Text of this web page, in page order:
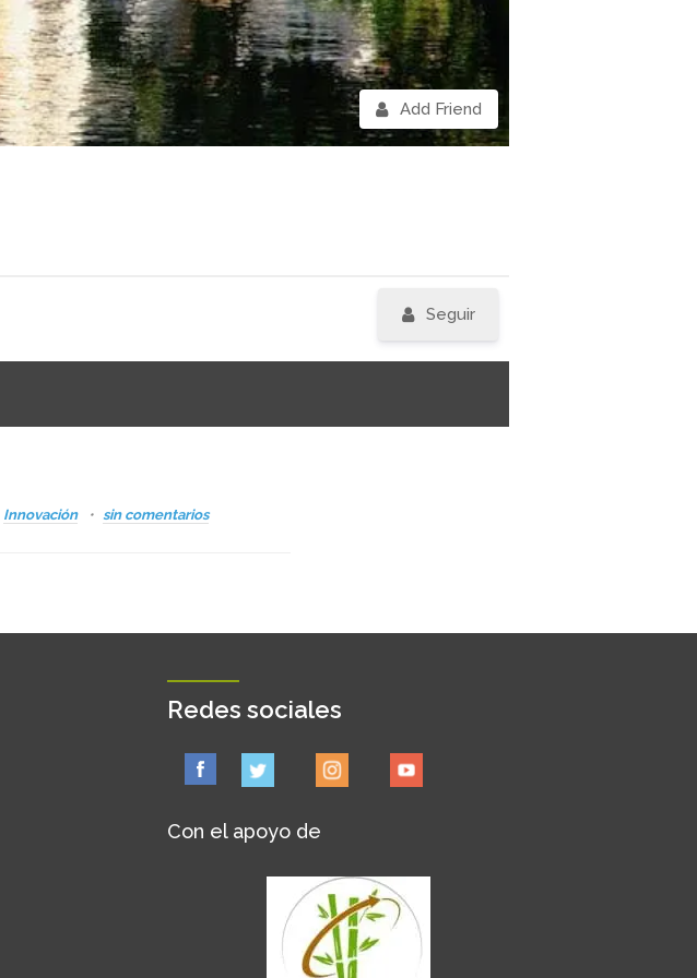
Add Friend
Seguir
Innovación sin comentarios
Redes sociales
Con el apoyo de